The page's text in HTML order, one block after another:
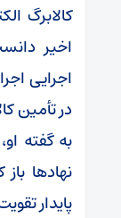
کالابرگ
اخیر
اجرایی
در تأمین
به گفته
نهادها
پایدار